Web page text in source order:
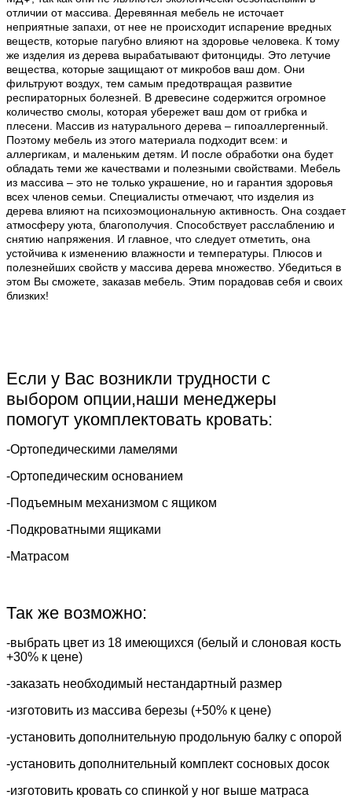
отличии от массива. Деревянная мебель не источает
неприятные запахи, от нее не происходит испарение вредных
веществ, которые пагубно влияют на здоровье человека. К тому
же изделия из дерева вырабатывают фитонциды. Это летучие
вещества, которые защищают от микробов ваш дом. Они
фильтруют воздух, тем самым предотвращая развитие
респираторных болезней. В древесине содержится огромное
количество смолы, которая убережет ваш дом от грибка и
плесени. Массив из натурального дерева – гипоаллергенный.
Поэтому мебель из этого материала подходит всем: и
аллергикам, и маленьким детям. И после обработки она будет
обладать теми же качествами и полезными свойствами. Мебель
из массива – это не только украшение, но и гарантия здоровья
всех членов семьи. Специалисты отмечают, что изделия из
дерева влияют на психоэмоциональную активность. Она создает
атмосферу уюта, благополучия. Способствует расслаблению и
снятию напряжения. И главное, что следует отметить, она
устойчива к изменению влажности и температуры. Плюсов и
полезнейших свойств у массива дерева множество. Убедиться в
этом Вы сможете, заказав мебель. Этим порадовав себя и своих
близких!
Если у Вас возникли трудности с
выбором опции,наши менеджеры
помогут укомплектовать кровать:
-Ортопедическими ламелями
-Ортопедическим основанием
-Подъемным механизмом с ящиком
-Подкроватными ящиками
-Матрасом
Так же возможно:
-выбрать цвет из 18 имеющихся (белый и слоновая кость
+30% к цене)
-заказать необходимый нестандартный размер
-изготовить из массива березы (+50% к цене)
-установить дополнительную продольную балку с опорой
-установить дополнительный комплект сосновых досок
-изготовить кровать со спинкой у ног выше матраса